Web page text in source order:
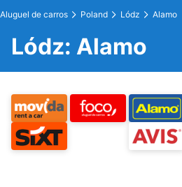
Aluguel de carros Poland Lódz Alamo
Lódz: Alamo